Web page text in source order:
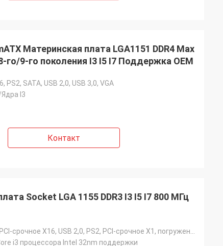
Материнская плата LGA1151 DDR4 Max
го/9-го поколения I3 I5 I7 Поддержка OEM
PS2, SATA, USB 2,0, USB 3,0, VGA
I3
Контакт
Socket LGA 1155 DDR3 I3 I5 I7 800 МГц
i3 процессора Intel 32nm поддержки